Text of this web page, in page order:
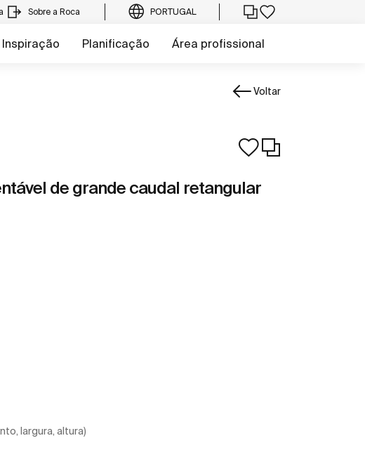
Sobre a Roca PORTUGAL
Inspiração Planificação Área profissional
Voltar
de grande caudal retangular
largura, altura)